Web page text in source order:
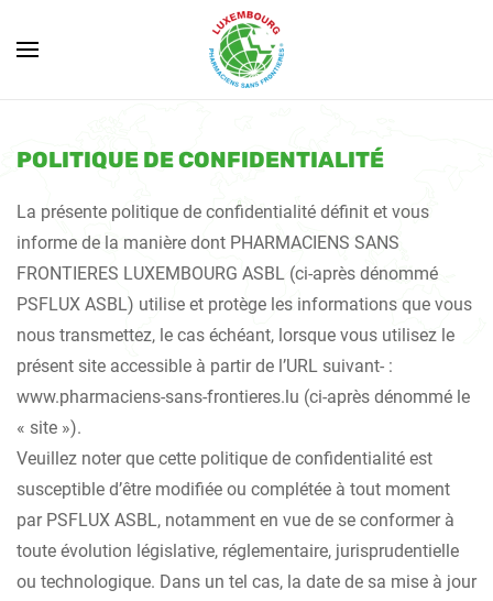
Skip to main content
POLITIQUE DE CONFIDENTIALITÉ
La présente politique de confidentialité définit et vous
informe de la manière dont PHARMACIENS SANS
FRONTIERES LUXEMBOURG ASBL (ci-après dénommé
PSFLUX ASBL) utilise et protège les informations que vous
nous transmettez, le cas échéant, lorsque vous utilisez le
présent site accessible à partir de l’URL suivant- :
www.pharmaciens-sans-frontieres.lu (ci-après dénommé le
« site »).
Veuillez noter que cette politique de confidentialité est
susceptible d’être modifiée ou complétée à tout moment
par PSFLUX ASBL, notamment en vue de se conformer à
toute évolution législative, réglementaire, jurisprudentielle
ou technologique. Dans un tel cas, la date de sa mise à jour